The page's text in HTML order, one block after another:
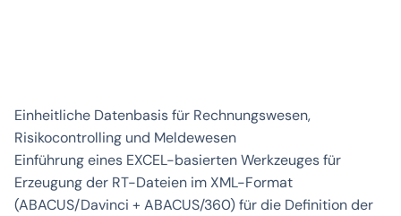
Einheitliche Datenbasis für Rechnungswesen,
Risikocontrolling und Meldewesen
Einführung eines EXCEL-basierten Werkzeuges für
Erzeugung der RT-Dateien im XML-Format
(ABACUS/Davinci + ABACUS/360) für die Definition der